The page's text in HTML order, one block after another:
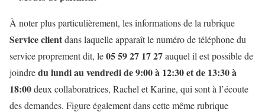
À noter plus particulièrement, les informations de la rubrique
Service clientdans laquelle apparaît le numéro de téléphone du
service proprement dit, le05 59 27 17 27auquel il est possible de
joindredu lundi au vendredi de 9:00 à 12:30 et de 13:30 à
18:00deux collaboratrices, Rachel et Karine, qui sont à l’écoute
des demandes. Figure également dans cette même rubrique